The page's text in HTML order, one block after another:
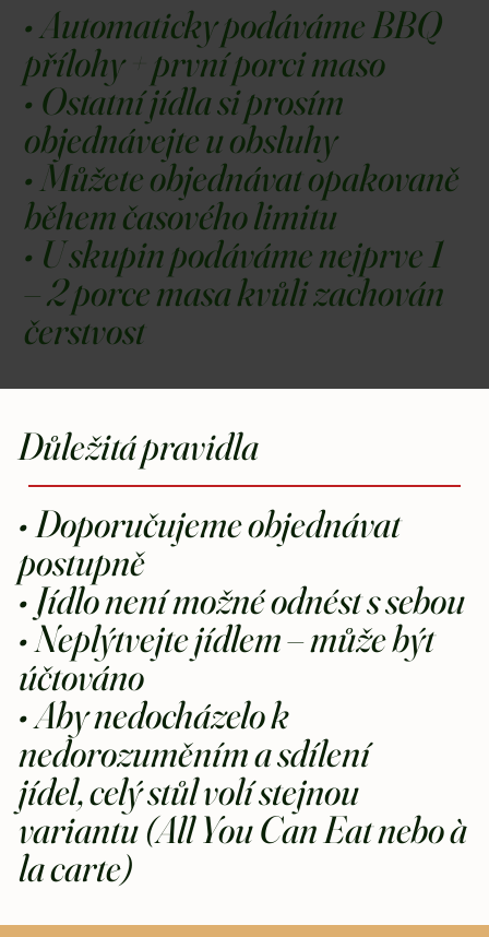
• Automaticky podáváme BBQ
přílohy + první porci maso
• Ostatní jídla si prosím
objednávejte u obsluhy
• Můžete objednávat opakovaně
během časového limitu
• U skupin podáváme nejprve 1
– 2 porce masa kvůli zachován
čerstvost
Důležitá pravidla
• Doporučujeme objednávat
postupně
• Jídlo není možné odnést s sebou
• Neplýtvejte jídlem – může být
účtováno
• Aby nedocházelo k
nedorozuměním a sdílení
jídel,celý stůl volí stejnou
variantu (All You Can Eat nebo à
la carte)